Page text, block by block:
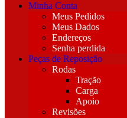
Minha Conta
Meus Pedidos
Meus Dados
Endereços
Senha perdida
Peças de Reposição
Rodas
Tração
Carga
Apoio
Revisões